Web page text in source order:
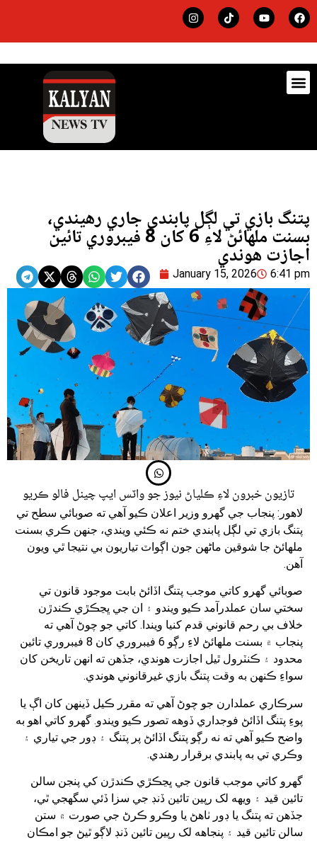
پتنگ بازي تي لڳل پابندي جاري رهيندي،
بسنت ملهائڻ لاءِ 6 کان 8 فيبروري تائين
اجازت هوندي
January 15, 2026 6:41 pm
تازيون خبرون لاءِ ڪلياڻ نيوز جو واٽس ايپ چينل فالو ڪريو
لاهور: پنجاب جي گهرو وزير اعلان ڪيو آهي ته صوبائي سطح تي
پتنگ بازي تي لڳل پابندي ختم نه ڪئي ويندي، جنهن ڪري بسنت
ملهائڻ جا شوقين ماڻهن جون اڳواٽ تياريون بي نتيجا ٿي ويون
آهن.
صوبائي گهرو کاتي موجب پتنگ اڏائڻ بابت موجود قانون تي
سختي سان عملدرآمد ڪيو ويندو ۽ ان جي ڀڃڪڙي ڪندڙن
خلاف بي رحم قانوني قدم کنيا ويندا. کاتي جو چوڻ آهي ته
پنجاب ۾ بسنت ملهائڻ لاءِ رڳو 6 فيبروري کان 8 فيبروري تائين
محدود ۽ ڪنٽرول ٿيل اجازت هوندي، جڏهن ته انهن تاريخن کان
سواءِ ڪنهن به وقت پتنگ بازي غيرقانوني هوندي.
سرڪاري عملدارن جو چوڻ آهي ته مقرر ڪيل ڏينهن کان اڳ يا
پوءِ پتنگ اڏائڻ فوجداري ڏوهه تصور ڪيو ويندو. گهرو کاتي اهو به
واضح ڪيو آهي ته نه رڳو پتنگ اڏائڻ پر پتنگ ۽ ڊور جي تياري ۽
وڪري تي به پابندي برقرار رهندي.
گهرو کاتي موجب قانون جي ڀڃڪڙي ڪندڙن کي پنجن سالن
تائين قيد ۽ ويهه لک رپين تائين ڏنڊ جي سزا ڏئي سگهجي ٿي،
جڏهن ته پتنگ يا ڊور ٺاهڻ يا وڪرو ڪرڻ جي صورت ۾ ستن
سالن تائين قيد ۽ پنجاهه لک رپين تائين ڏنڊ لاڳو ٿيڻ جو امڪان